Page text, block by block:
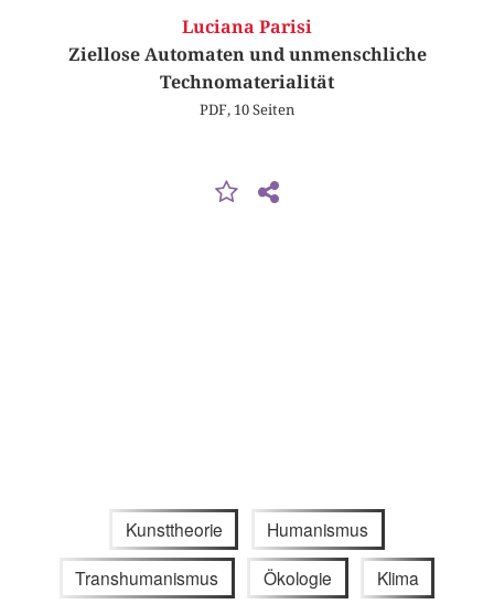
Luciana Parisi
Ziellose Automaten und unmenschliche
Technomaterialität
PDF, 10 Seiten
Kunsttheorie Humanismus
Transhumanismus Ökologie Klima